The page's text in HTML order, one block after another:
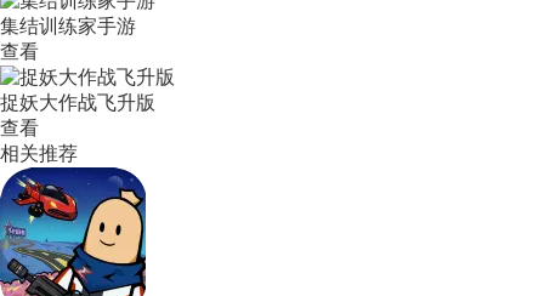
集结训练家手游
查看
捉妖大作战飞升版
查看
相关推荐